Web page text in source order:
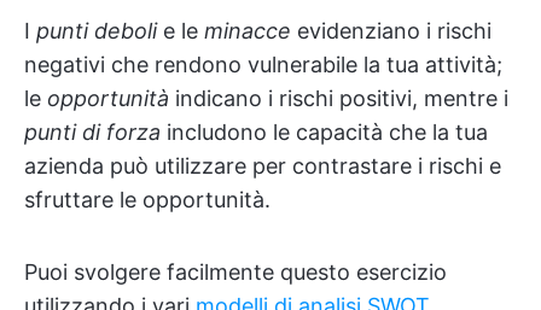
I punti deboli e le minacce evidenziano i rischi
negativi che rendono vulnerabile la tua attività;
le opportunità indicano i rischi positivi, mentre i
punti di forza includono le capacità che la tua
azienda può utilizzare per contrastare i rischi e
sfruttare le opportunità.
Puoi svolgere facilmente questo esercizio